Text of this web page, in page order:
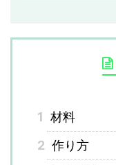
1 材料
2 作り方